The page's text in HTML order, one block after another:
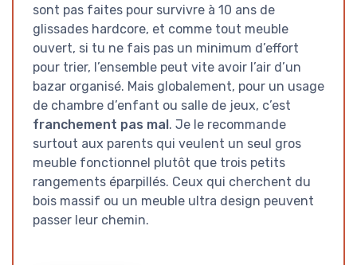
sont pas faites pour survivre à 10 ans de
glissades hardcore, et comme tout meuble
ouvert, si tu ne fais pas un minimum d’effort
pour trier, l’ensemble peut vite avoir l’air d’un
bazar organisé. Mais globalement, pour un usage
de chambre d’enfant ou salle de jeux, c’est
franchement pas mal . Je le recommande
surtout aux parents qui veulent un seul gros
meuble fonctionnel plutôt que trois petits
rangements éparpillés. Ceux qui cherchent du
bois massif ou un meuble ultra design peuvent
passer leur chemin.